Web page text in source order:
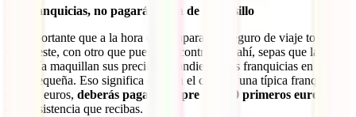
Sin franquicias, no pagarás nada de tu bolsillo
Es importante que a la hora de comparar un seguro de viaje top
como este, con otro que puedas encontrar por ahí, sepas que la
mayoría maquillan sus precios escondiendo las franquicias en su
letra pequeña. Eso significa que, en el caso de una típica franquicia
de 100 euros, deberás pagar siempre los 100 primeros euros
cada asistencia que recibas.